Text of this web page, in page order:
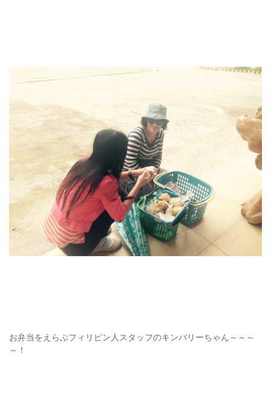
お弁当をえらぶフィリピン人スタッフのキンバリーちゃん～～～
～！